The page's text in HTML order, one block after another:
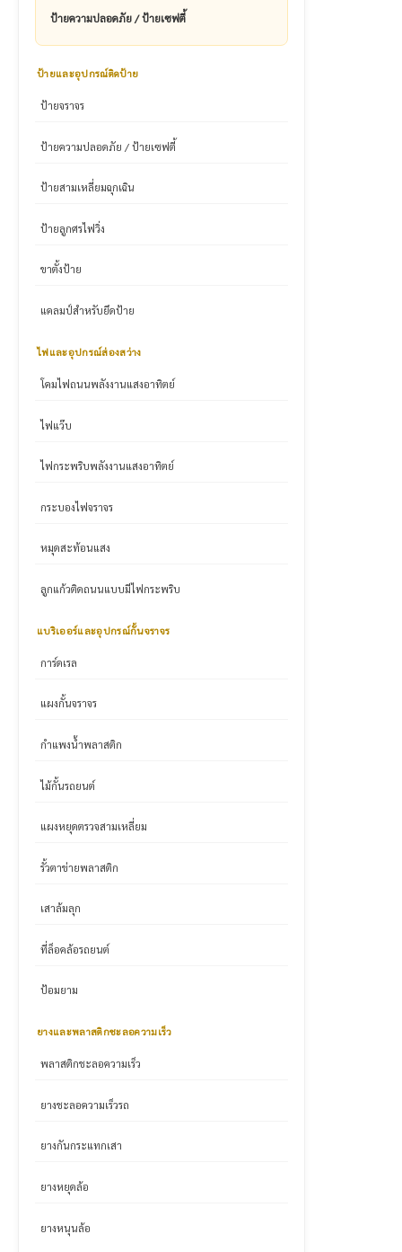
ป้ายความปลอดภัย / ป้ายเซฟตี้
ป้ายและอุปกรณ์ติดป้าย
ป้ายจราจร
ป้ายความปลอดภัย / ป้ายเซฟตี้
ป้ายสามเหลี่ยมฉุกเฉิน
ป้ายลูกศรไฟวิ่ง
ขาตั้งป้าย
แคลมป์สำหรับยึดป้าย
ไฟและอุปกรณ์ส่องสว่าง
โคมไฟถนนพลังงานแสงอาทิตย์
ไฟแว๊บ
ไฟกระพริบพลังงานแสงอาทิตย์
กระบองไฟจราจร
หมุดสะท้อนแสง
ลูกแก้วติดถนนแบบมีไฟกระพริบ
แบริเออร์และอุปกรณ์กั้นจราจร
การ์ดเรล
แผงกั้นจราจร
กำแพงน้ำพลาสติก
ไม้กั้นรถยนต์
แผงหยุดตรวจสามเหลี่ยม
รั้วตาข่ายพลาสติก
เสาล้มลุก
ที่ล็อคล้อรถยนต์
ป้อมยาม
ยางและพลาสติกชะลอความเร็ว
พลาสติกชะลอความเร็ว
ยางชะลอความเร็วรถ
ยางกันกระแทกเสา
ยางหยุดล้อ
ยางหนุนล้อ